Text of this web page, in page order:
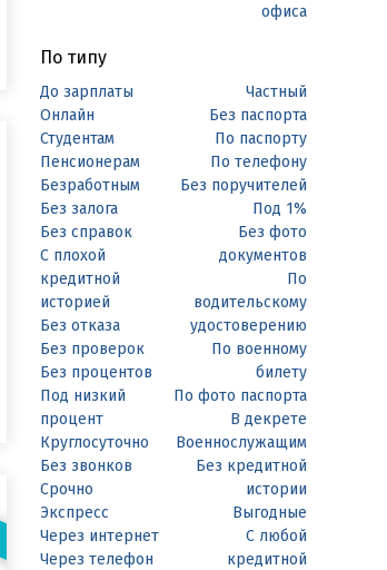
офиса
По типу
До зарплаты
Онлайн
Студентам
Пенсионерам
Безработным
Без залога
Без справок
С плохой
кредитной
историей
Без отказа
Без проверок
Без процентов
Под низкий
процент
Круглосуточно
Без звонков
Срочно
Экспресс
Через интернет
Через телефон
Частный
Без паспорта
По паспорту
По телефону
Без поручителей
Под 1%
Без фото
документов
По
водительскому
удостоверению
По военному
билету
По фото паспорта
В декрете
Военнослужащим
Без кредитной
истории
Выгодные
С любой
кредитной